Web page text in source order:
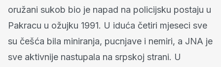
oružani sukob bio je napad na policijsku postaju u
Pakracu u ožujku 1991. U iduća četiri mjeseci sve
su češća bila miniranja, pucnjave i nemiri, a JNA je
sve aktivnije nastupala na srpskoj strani. U